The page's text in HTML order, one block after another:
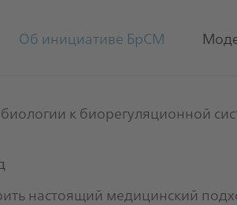
Об инициативе БрСМ
к биорегуляционной
настоящий медицинский